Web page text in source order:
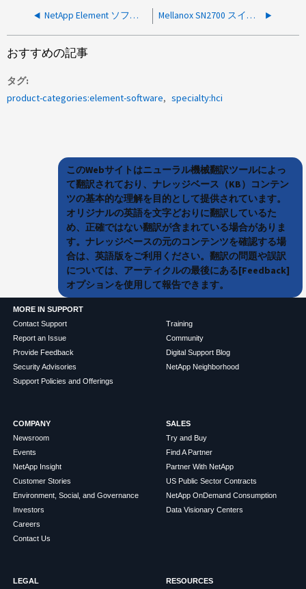
NetApp Element ソフトウェアでスタティックルートの作成エラー Mellanox SN2700 スイッチの FRU の交換
おすすめの記事
タグ
product-categories:element-software
specialty:hci
このWebサイトはニューラル機械翻訳ツールによっ
て翻訳されており、ナレッジベース（KB）コンテン
ツの基本的な理解を目的として提供されています。
オリジナルの英語を文字どおりに翻訳しているた
め、正確ではない翻訳が含まれている場合がありま
す。ナレッジベースの元のコンテンツを確認する場
合は、英語版をご利用ください。翻訳の問題や誤訳
については、アーティクルの最後にある[Feedback]
オプションを使用して報告できます。
MORE IN SUPPORT
Contact Support
Report an Issue
Provide Feedback
Security Advisories
Support Policies and Offerings
Training
Community
Digital Support Blog
NetApp Neighborhood
COMPANY
Newsroom
Events
NetApp Insight
Customer Stories
Environment, Social, and Governance
Investors
Careers
Contact Us
SALES
Try and Buy
Find A Partner
Partner With NetApp
US Public Sector Contracts
NetApp OnDemand Consumption
Data Visionary Centers
LEGAL RESOURCES